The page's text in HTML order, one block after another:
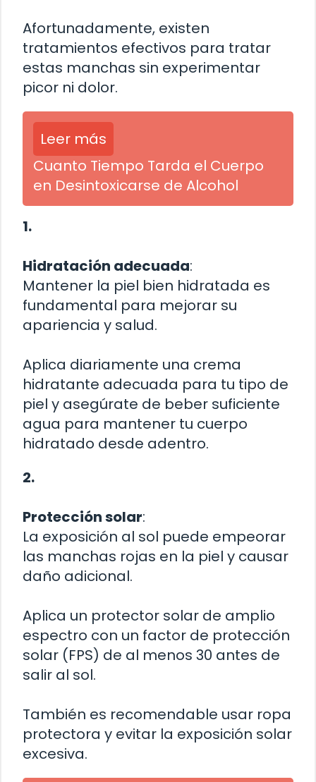
Afortunadamente, existen
tratamientos efectivos para tratar
estas manchas sin experimentar
picor ni dolor.
Leer más
Cuanto Tiempo Tarda el Cuerpo
en Desintoxicarse de Alcohol
1.
Hidratación adecuada:
Mantener la piel bien hidratada es
fundamental para mejorar su
apariencia y salud.
Aplica diariamente una crema
hidratante adecuada para tu tipo de
piel y asegúrate de beber suficiente
agua para mantener tu cuerpo
hidratado desde adentro.
2.
Protección solar:
La exposición al sol puede empeorar
las manchas rojas en la piel y causar
daño adicional.
Aplica un protector solar de amplio
espectro con un factor de protección
solar (FPS) de al menos 30 antes de
salir al sol.
También es recomendable usar ropa
protectora y evitar la exposición solar
excesiva.